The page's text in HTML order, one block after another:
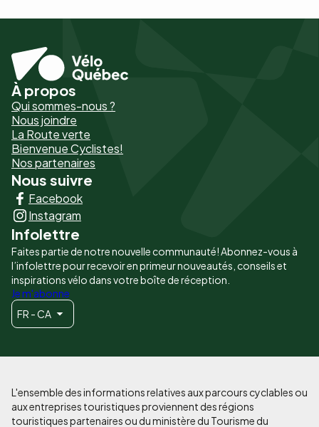
Pied
de
page
-
Liens
principaux
À propos
Qui sommes-nous ?
Nous joindre
La Route verte
Bienvenue Cyclistes!
Nos partenaires
Nous suivre
Facebook
Instagram
Infolettre
Faites partie de notre nouvelle communauté! Abonnez-vous à
l’infolettre pour recevoir en primeur nouveautés, conseils et
inspirations vélo dans votre boîte de réception.
Je m'abonne
FR - CA
L'ensemble des informations relatives aux parcours cyclables ou
aux entreprises touristiques proviennent des régions
touristiques partenaires ou du ministère du Tourisme du